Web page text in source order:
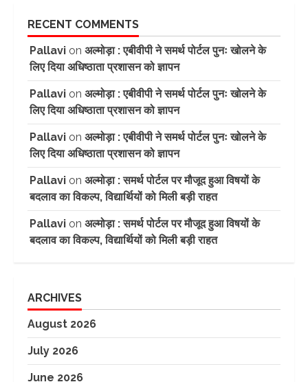
RECENT COMMENTS
Pallavi on अल्मोड़ा : एबीवीपी ने समर्थ पोर्टल पुनः खोलने के
लिए दिया अधिष्ठाता प्रशासन को ज्ञापन
Pallavi on अल्मोड़ा : एबीवीपी ने समर्थ पोर्टल पुनः खोलने के
लिए दिया अधिष्ठाता प्रशासन को ज्ञापन
Pallavi on अल्मोड़ा : एबीवीपी ने समर्थ पोर्टल पुनः खोलने के
लिए दिया अधिष्ठाता प्रशासन को ज्ञापन
Pallavi on अल्मोड़ा : समर्थ पोर्टल पर मौजूद हुआ विषयों के
बदलाव का विकल्प, विद्यार्थियों को मिली बड़ी राहत
Pallavi on अल्मोड़ा : समर्थ पोर्टल पर मौजूद हुआ विषयों के
बदलाव का विकल्प, विद्यार्थियों को मिली बड़ी राहत
ARCHIVES
August 2026
July 2026
June 2026